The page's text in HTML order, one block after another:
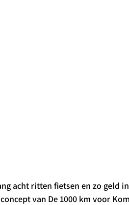
acht ritten fietsen en zo geld
van De 1000 km voor